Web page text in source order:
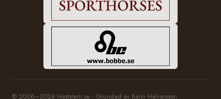
© 2006–2026 Häststam.se · Grundad av Karin Halvarsson